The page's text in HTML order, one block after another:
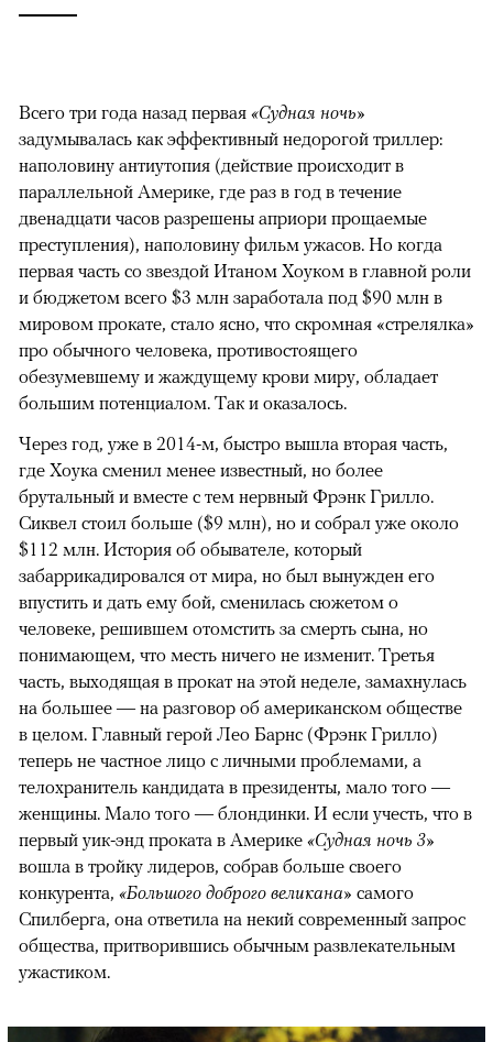
Всего три года назад первая «Судная ночь»
задумывалась как эффективный недорогой триллер:
наполовину антиутопия (действие происходит в
параллельной Америке, где раз в год в течение
двенадцати часов разрешены априори прощаемые
преступления), наполовину фильм ужасов. Но когда
первая часть со звездой Итаном Хоуком в главной роли
и бюджетом всего $3 млн заработала под $90 млн в
мировом прокате, стало ясно, что скромная «стрелялка»
про обычного человека, противостоящего
обезумевшему и жаждущему крови миру, обладает
большим потенциалом. Так и оказалось.
Через год, уже в 2014-м, быстро вышла вторая часть,
где Хоука сменил менее известный, но более
брутальный и вместе с тем нервный Фрэнк Грилло.
Сиквел стоил больше ($9 млн), но и собрал уже около
$112 млн. История об обывателе, который
забаррикадировался от мира, но был вынужден его
впустить и дать ему бой, сменилась сюжетом о
человеке, решившем отомстить за смерть сына, но
понимающем, что месть ничего не изменит. Третья
часть, выходящая в прокат на этой неделе, замахнулась
на большее — на разговор об американском обществе
в целом. Главный герой Лео Барнс (Фрэнк Грилло)
теперь не частное лицо с личными проблемами, а
телохранитель кандидата в президенты, мало того —
женщины. Мало того — блондинки. И если учесть, что в
первый уик-энд проката в Америке «Судная ночь 3»
вошла в тройку лидеров, собрав больше своего
конкурента, «Большого доброго великана» самого
Спилберга, она ответила на некий современный запрос
общества, притворившись обычным развлекательным
ужастиком.